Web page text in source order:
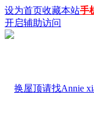
设为首页收藏本站手
开启辅助访问